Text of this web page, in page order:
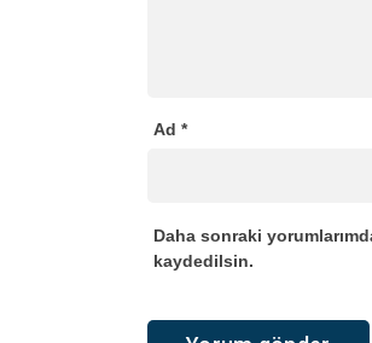
Ad *
Daha sonraki
kaydedilsin.